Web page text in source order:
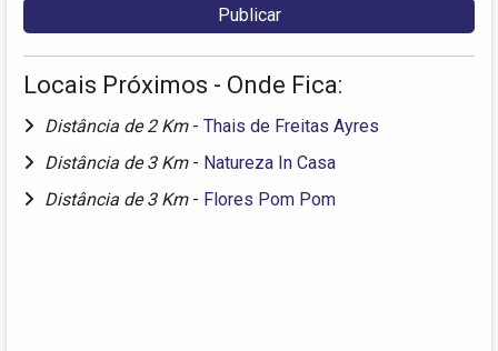
Locais Próximos - Onde Fica:
Distância de 2 Km - Thais de Freitas Ayres
Distância de 3 Km - Natureza In Casa
Distância de 3 Km - Flores Pom Pom